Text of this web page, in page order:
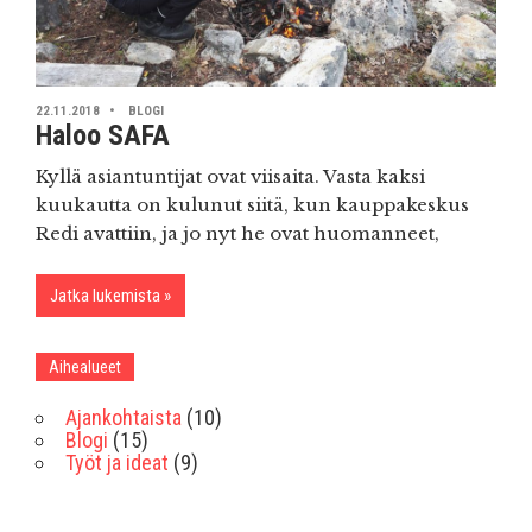
22.11.2018 BLOGI
Haloo SAFA
Kyllä asiantuntijat ovat viisaita. Vasta kaksi
kuukautta on kulunut siitä, kun kauppakeskus
Redi avattiin, ja jo nyt he ovat huomanneet,
Jatka lukemista
Aihealueet
Ajankohtaista (10)
Blogi (15)
Työt ja ideat (9)